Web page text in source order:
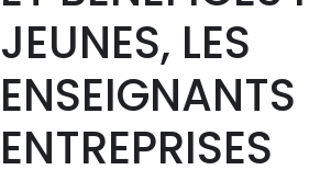
JEUNES, LES
ENSEIGNANTS
ENTREPRISES